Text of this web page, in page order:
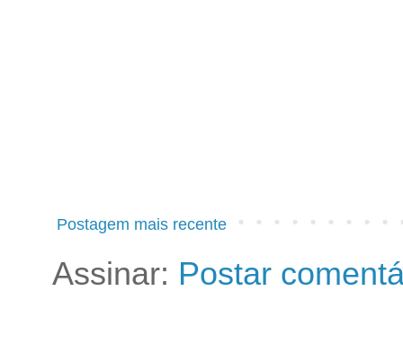
Postagem mais recente
Assinar: Postar